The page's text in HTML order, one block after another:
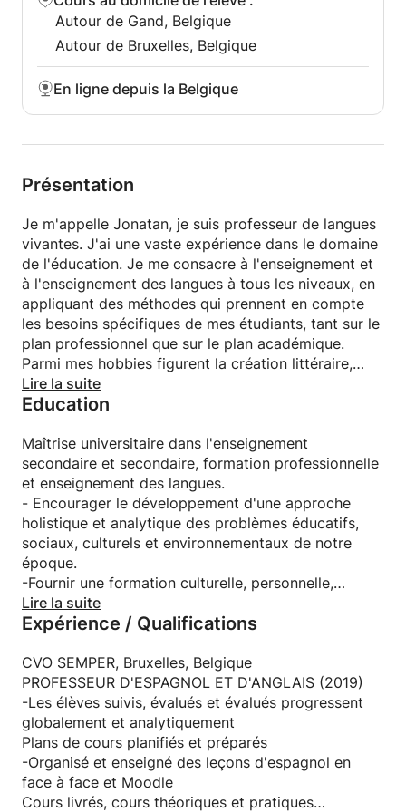
Soutien scolaire, cours de conversation, bases
théoriques, grammaticales et pragmatiques, conseils
linguistiques, révision et correction stylistique.
Les modalités d’enseignement des classes varient en
Cours privés, groupe, en ligne, téléphone, maison et
Formation académique:
• Professeur d'espagnol comme langue étrangère.
Instituto Cervantes, Espagne.
• Professeur d'anglais et d'espagnol. Université
d'Alicante, en Espagne.
• Traducteur et interprète anglais-espagnol, français
et italien. Université d'Alicante, en Espagne.
• Master en traduction institutionnelle: questions
juridiques, administratives, économiques, financières
Experience PROFESSIONNELLE:
10 ans d'expérience dans l'enseignement de l'anglais
et de l'espagnol en tant que langues étrangères.
Quelques clients:
• Ministère des finances, Espagne.
• Ministère de la justice, Espagne.
• Ministère des travaux publics, Espagne.
• Agence du médicament, Espagne.
• examinateur DELE
"L'apprentissage des langues nous donne accès à
des mondes inaudibles."
Avec nos meilleures salutations!
Jonathan
Autour de Gand, Belgique
Autour de Bruxelles, Belgique
En ligne depuis la Belgique
Présentation
Je m'appelle Jonatan, je suis professeur de langues
vivantes. J'ai une vaste expérience dans le domaine
de l'éducation. Je me consacre à l'enseignement et
à l'enseignement des langues à tous les niveaux, en
appliquant des méthodes qui prennent en compte
les besoins spécifiques de mes étudiants, tant sur le
plan professionnel que sur le plan académique.
Parmi mes hobbies figurent la création littéraire,
l'apprentissage des langues, l'étude de notions
linguistiques et pragmatiques, les voyages et les
Lire la suite
Education
Maîtrise universitaire dans l'enseignement
secondaire et secondaire, formation professionnelle
et enseignement des langues.
- Encourager le développement d'une approche
holistique et analytique des problèmes éducatifs,
sociaux, culturels et environnementaux de notre
époque.
-Fournir une formation culturelle, personnelle,
éthique et sociale appropriée à l'enseignement des
adolescents.
les modèles d'apprentissage, le contexte scolaire et
les approches pédagogiques utilisées dans la
pratique professionnelle.
- Favoriser la reconnaissance, la compréhension et
la prise de conscience de la diversité des étudiants,
en fonction de leur niveau de développement, de
leurs antécédents familiaux ainsi que des contextes
sociaux et culturels.
Lire la suite
Expérience / Qualifications
CVO SEMPER, Bruxelles, Belgique
PROFESSEUR D'ESPAGNOL ET D'ANGLAIS (2019)
-Les élèves suivis, évalués et évalués progressent
globalement et analytiquement
Plans de cours planifiés et préparés
-Organisé et enseigné des leçons d'espagnol en
face à face et Moodle
Cours livrés, cours théoriques et pratiques